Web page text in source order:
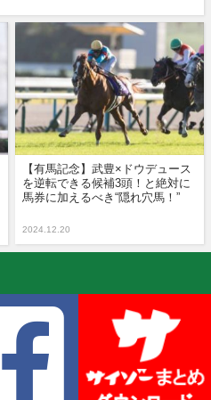
【有馬記念】武豊×ドウデュース
を逆転できる候補3頭！と絶対に
馬券に加えるべき“隠れ穴馬！”
2024.12.20